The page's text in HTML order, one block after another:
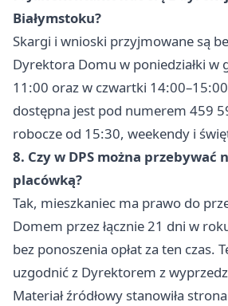
Białymstoku?
Skargi i wnioski przyjmowane są
Dyrektora Domu w poniedziałki w
11:00 oraz w czwartki
dostępna jest pod numerem 459
robocze od 15:30, weekendy i
8. Czy w DPS można przebywać
placówką?
Tak, mieszkaniec ma prawo do
Domem przez łącznie 21 dni w
bez ponoszenia opłat za ten czas.
uzgodnić z Dyrektorem z
Materiał źródłowy stanowiła strona